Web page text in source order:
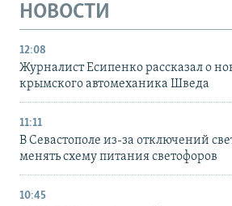
НОВОСТИ
12:08
Журналист Есипенко рассказал о
крымского автомеханика Шведа
11:11
В Севастополе из-за отключений
менять схему питания светофоров
10:45